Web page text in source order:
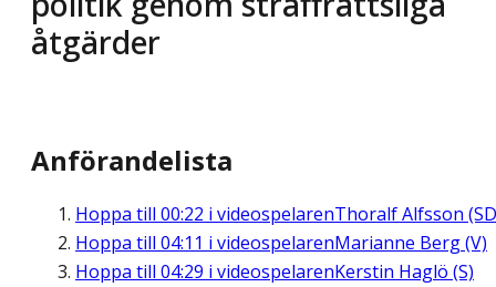
åtgärder
Anförandelista
Hoppa till 00:22 i videospelarenThoralf Alfsson
Hoppa till 04:11 i videospelarenMarianne Berg (V)
Hoppa till 04:29 i videospelarenKerstin Haglö (S)